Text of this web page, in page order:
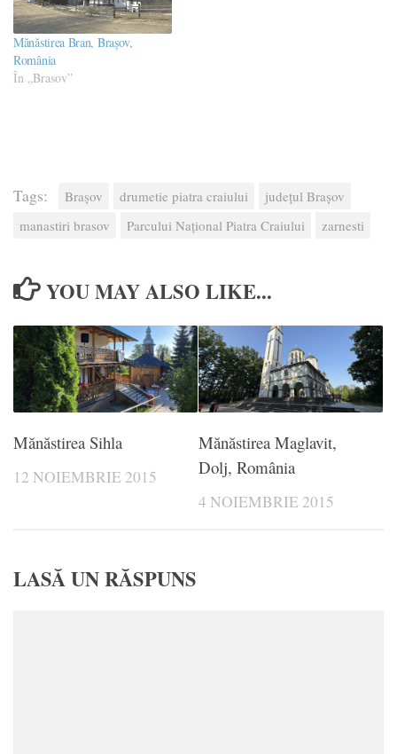
Mănăstirea Bran, Brașov,
România
În „Brasov”
Tags: Brașov drumetie piatra craiului
judeţul Brașov
manastiri brasov
Parcului Național Piatra Craiului zarnesti
YOU MAY ALSO LIKE...
Mănăstirea Sihla
12 NOIEMBRIE 2015
Mănăstirea Maglavit,
Dolj, România
4 NOIEMBRIE 2015
LASĂ UN RĂSPUNS